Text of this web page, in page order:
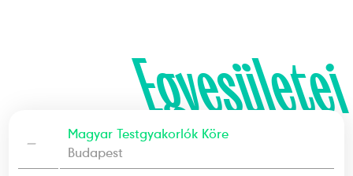
Egyesületei
—
Magyar Testgyakorlók Köre
Budapest